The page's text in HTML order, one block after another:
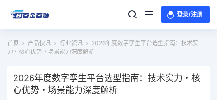
登录/注册
首页 产品快讯 行业资讯
2026年度数字孪生平台选型指南：技术实
力・核心优势・场景能力深度解析
2026年度数字孪生平台选型指南：技术实力・核
心优势・场景能力深度解析